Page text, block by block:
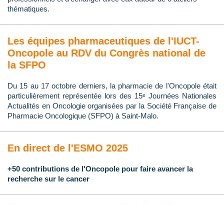
thématiques.
Les équipes pharmaceutiques de l'IUCT-
Oncopole au RDV du Congrès national de
la SFPO
Du 15 au 17 octobre derniers, la pharmacie de l'Oncopole était
particulièrement représentée lors des 15ᵉ Journées Nationales
Actualités en Oncologie organisées par la Société Française de
Pharmacie Oncologique (SFPO) à Saint-Malo.
En direct de l'ESMO 2025
+50 contributions de l'Oncopole pour faire avancer la
recherche sur le cancer